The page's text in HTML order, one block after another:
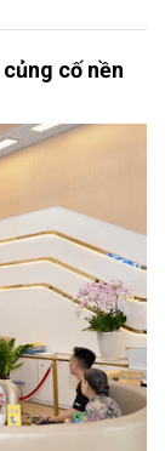
cố nền